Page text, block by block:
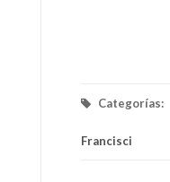
Categorías:
Francisci